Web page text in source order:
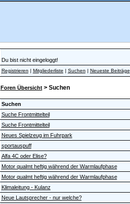
Du bist nicht eingeloggt!
Registrieren | Mitgliederliste | Suchen | Neueste Beiträge
Foren Übersicht> Suchen
Suchen
Suche Frontmittelteil
Suche Frontmittelteil
Neues Spielzeug im Fuhrpark
sportauspuff
Alfa 4C oder Elise?
Motor qualmt heftig während der Warmlaufphase
Motor qualmt heftig während der Warmlaufphase
Klimaleitung - Kulanz
Neue Lautsprecher - nur welche?